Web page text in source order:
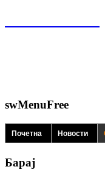
swMenuFree
Почетна Новости
Барај